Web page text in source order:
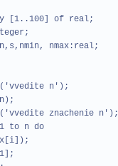
[1..100] of real;
nmax:real;
n');
znachenie n');
to n do